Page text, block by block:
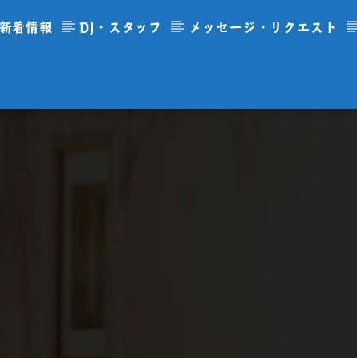
新着情報 DJ・スタッフ メッセージ・リクエスト